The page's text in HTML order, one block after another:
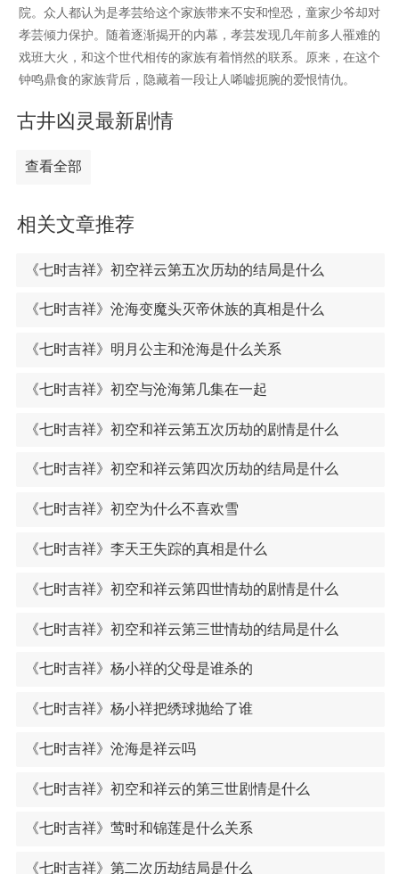
院。众人都认为是孝芸给这个家族带来不安和惶恐，童家少爷却对
孝芸倾力保护。随着逐渐揭开的内幕，孝芸发现几年前多人罹难的
戏班大火，和这个世代相传的家族有着悄然的联系。原来，在这个
钟鸣鼎食的家族背后，隐藏着一段让人唏嘘扼腕的爱恨情仇。
古井凶灵最新剧情
查看全部
相关文章推荐
《七时吉祥》初空祥云第五次历劫的结局是什么
《七时吉祥》沧海变魔头灭帝休族的真相是什么
《七时吉祥》明月公主和沧海是什么关系
《七时吉祥》初空与沧海第几集在一起
《七时吉祥》初空和祥云第五次历劫的剧情是什么
《七时吉祥》初空和祥云第四次历劫的结局是什么
《七时吉祥》初空为什么不喜欢雪
《七时吉祥》李天王失踪的真相是什么
《七时吉祥》初空和祥云第四世情劫的剧情是什么
《七时吉祥》初空和祥云第三世情劫的结局是什么
《七时吉祥》杨小祥的父母是谁杀的
《七时吉祥》杨小祥把绣球抛给了谁
《七时吉祥》沧海是祥云吗
《七时吉祥》初空和祥云的第三世剧情是什么
《七时吉祥》莺时和锦莲是什么关系
《七时吉祥》第二次历劫结局是什么